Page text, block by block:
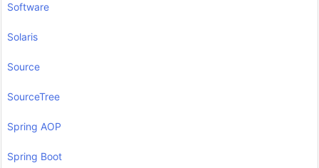
Software
Solaris
Source
SourceTree
Spring AOP
Spring Boot